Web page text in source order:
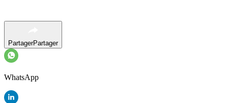
PartagerPartager
WhatsApp